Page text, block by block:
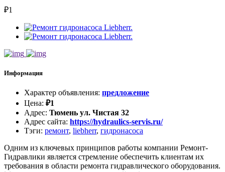
₽1
Информация
Характер объявления: предложение
Цена: ₽1
Адрес: Тюмень ул. Чистая 32
Адрес сайта: https://hydraulics-servis.ru/
Тэги: ремонт, liebherr, гидронасоса
Одним из ключевых принципов работы компании Ремонт-
Гидравлики является стремление обеспечить клиентам их
требования в области ремонта гидравлического оборудования.